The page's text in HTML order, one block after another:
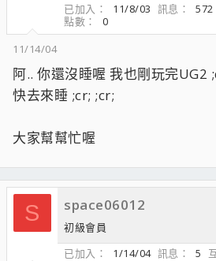
已加入
11/8/03 訊息 572
點數
0
11/14/04
阿.. 你還沒睡喔 我也剛玩完UG2
快去來睡 ;cr; ;cr;
大家幫幫忙喔
S space06012
初級會員
已加入
1/14/04 訊息 5